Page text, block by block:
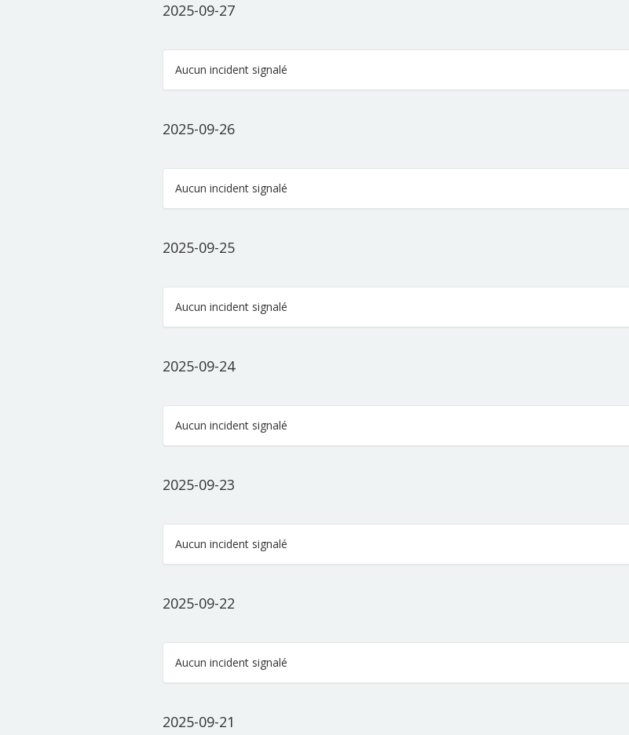
2025-09-27
Aucun incident signalé
2025-09-26
Aucun incident signalé
2025-09-25
Aucun incident signalé
2025-09-24
Aucun incident signalé
2025-09-23
Aucun incident signalé
2025-09-22
Aucun incident signalé
2025-09-21